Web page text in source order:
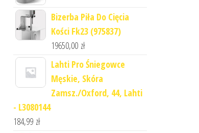
Bizerba Piła Do Cięcia
Kości Fk23 (975837)
19650,00 zł
Lahti Pro Śniegowce
Męskie, Skóra
Zamsz./Oxford, 44, Lahti
- L3080144
184,99 zł